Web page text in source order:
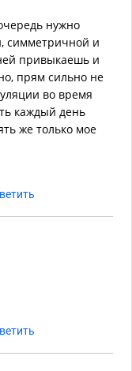
нужно
симметричной и
привыкаешь и
прям сильно не
во время
каждый день
же только мое